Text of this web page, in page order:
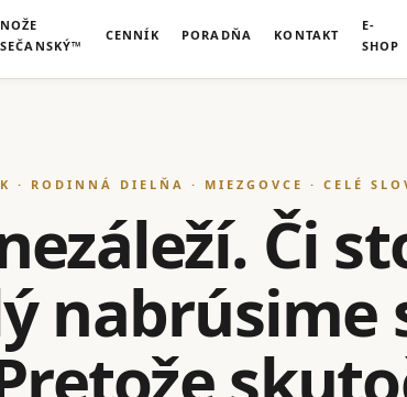
NOŽE
SEČANSKÝ™
CENNÍK PORADŇA KONTAKT
E-
SHOP
· RODINNÁ DIELŇA · MIEZGOVCE · CELÉ
Či